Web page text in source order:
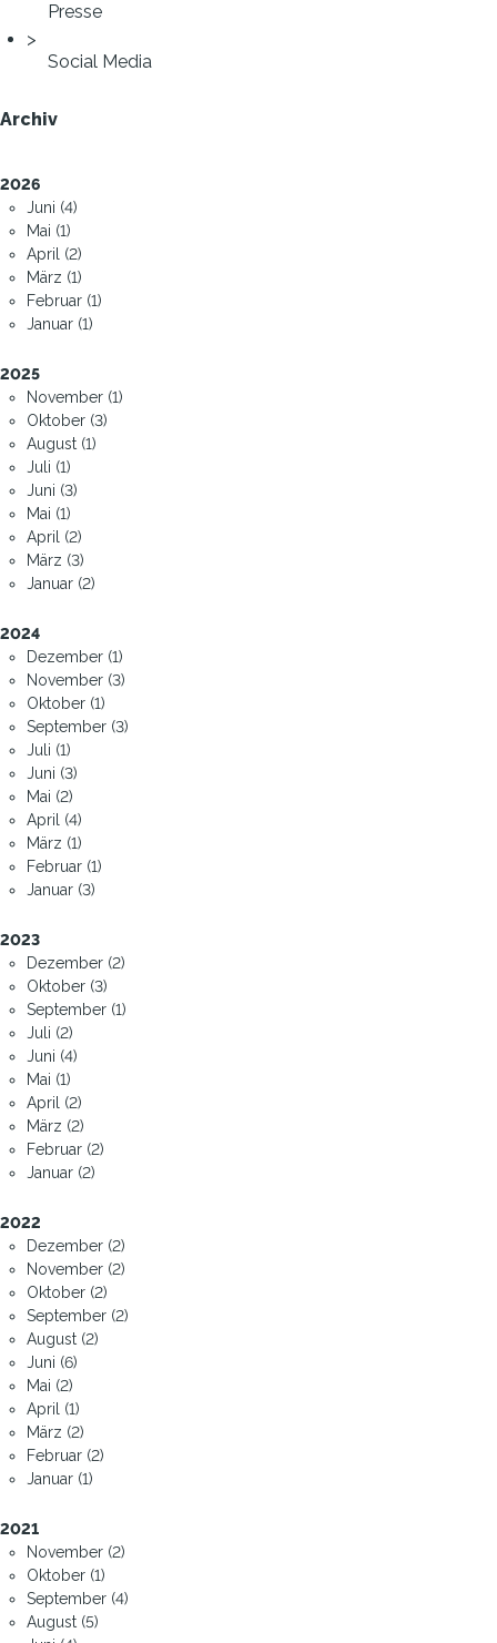
Presse
Social Media
Archiv
2026
Juni (4)
Mai (1)
April (2)
März (1)
Februar (1)
Januar (1)
2025
November (1)
Oktober (3)
August (1)
Juli (1)
Juni (3)
Mai (1)
April (2)
März (3)
Januar (2)
2024
Dezember (1)
November (3)
Oktober (1)
September (3)
Juli (1)
Juni (3)
Mai (2)
April (4)
März (1)
Februar (1)
Januar (3)
2023
Dezember (2)
Oktober (3)
September (1)
Juli (2)
Juni (4)
Mai (1)
April (2)
März (2)
Februar (2)
Januar (2)
2022
Dezember (2)
November (2)
Oktober (2)
September (2)
August (2)
Juni (6)
Mai (2)
April (1)
März (2)
Februar (2)
Januar (1)
2021
November (2)
Oktober (1)
September (4)
August (5)